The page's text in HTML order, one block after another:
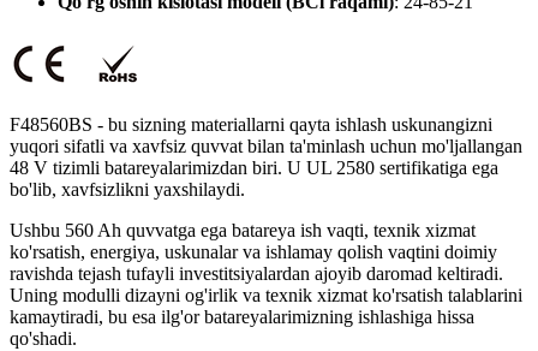
F48560BS - bu sizning materiallarni qayta ishlash uskunangizni
yuqori sifatli va xavfsiz quvvat bilan ta'minlash uchun mo'ljallangan
48 V tizimli batareyalarimizdan biri. U UL 2580 sertifikatiga ega
bo'lib, xavfsizlikni yaxshilaydi.
Ushbu 560 Ah quvvatga ega batareya ish vaqti, texnik xizmat
ko'rsatish, energiya, uskunalar va ishlamay qolish vaqtini doimiy
ravishda tejash tufayli investitsiyalardan ajoyib daromad keltiradi.
Uning modulli dizayni og'irlik va texnik xizmat ko'rsatish talablarini
kamaytiradi, bu esa ilg'or batareyalarimizning ishlashiga hissa
qo'shadi.